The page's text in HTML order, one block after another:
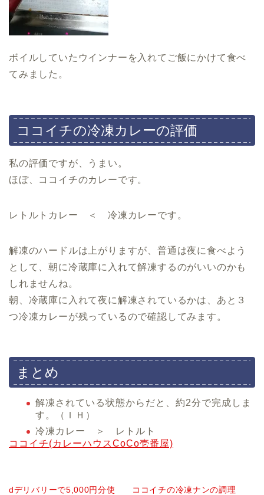
ボイルしていたウインナーを入れてご飯にかけて食べ
てみました。
ココイチの冷凍カレーの評価
私の評価ですが、うまい。
ほぼ、ココイチのカレーです。
レトルトカレー ＜ 冷凍カレーです。
解凍のハードルは上がりますが、普通は夜に食べよう
として、朝に冷蔵庫に入れて解凍するのがいいのかも
しれませんね。
朝、冷蔵庫に入れて夜に解凍されているかは、あと３
つ冷凍カレーが残っているので確認してみます。
まとめ
解凍されている状態からだと、約2分で完成しま
す。（ＩＨ）
冷凍カレー ＞ レトルト
ココイチ(カレーハウスCoCo壱番屋)
dデリバリーで5,000円分使
ココイチの冷凍ナンの調理